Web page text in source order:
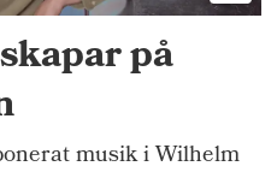
på
musik i Wilhelm